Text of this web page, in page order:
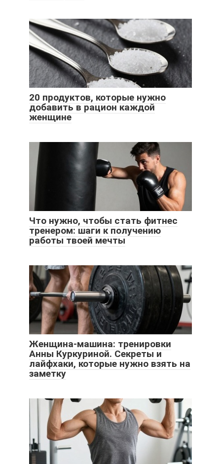
20 продуктов, которые нужно
добавить в рацион каждой
женщине
Что нужно, чтобы стать фитнес
тренером: шаги к получению
работы твоей мечты
Женщина-машина: тренировки
Анны Куркуриной. Секреты и
лайфхаки, которые нужно взять на
заметку